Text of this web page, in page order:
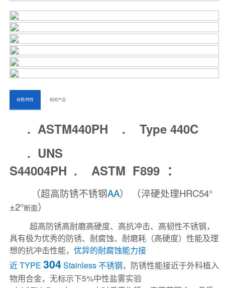
ㅤㅤ材质/特性ㅤㅤ ㅤㅤ相关产品ㅤㅤㅤ